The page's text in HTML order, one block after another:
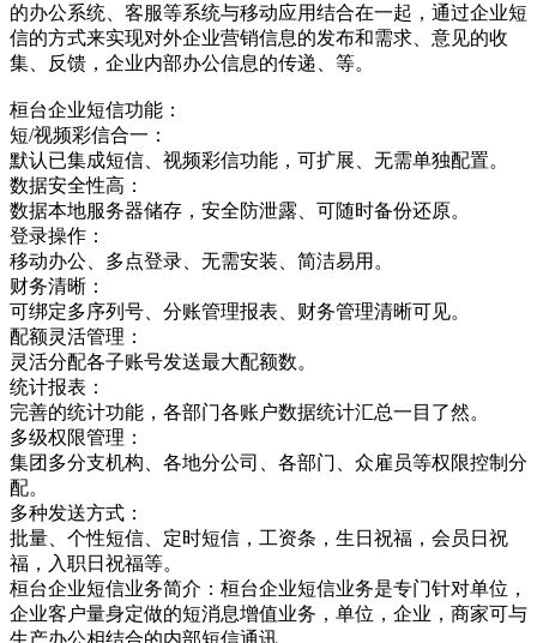
的办公系统、客服等系统与移动应用结合在一起，通过企业短
信的方式来实现对外企业营销信息的发布和需求、意见的收
集、反馈，企业内部办公信息的传递、等。
桓台企业短信功能：
短/视频彩信合一：
默认已集成短信、视频彩信功能，可扩展、无需单独配置。
数据安全性高：
数据本地服务器储存，安全防泄露、可随时备份还原。
登录操作：
移动办公、多点登录、无需安装、简洁易用。
财务清晰：
可绑定多序列号、分账管理报表、财务管理清晰可见。
配额灵活管理：
灵活分配各子账号发送最大配额数。
统计报表：
完善的统计功能，各部门各账户数据统计汇总一目了然。
多级权限管理：
集团多分支机构、各地分公司、各部门、众雇员等权限控制分
配。
多种发送方式：
批量、个性短信、定时短信，工资条，生日祝福，会员日祝
福，入职日祝福等。
桓台企业短信业务简介：桓台企业短信业务是专门针对单位，
企业客户量身定做的短消息增值业务，单位，企业，商家可与
生产办公相结合的内部短信通讯，